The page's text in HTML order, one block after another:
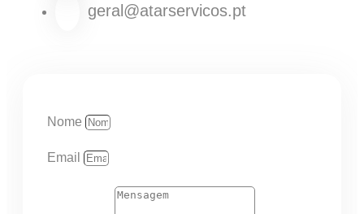
geral@atarservicos.pt
Nome
Email